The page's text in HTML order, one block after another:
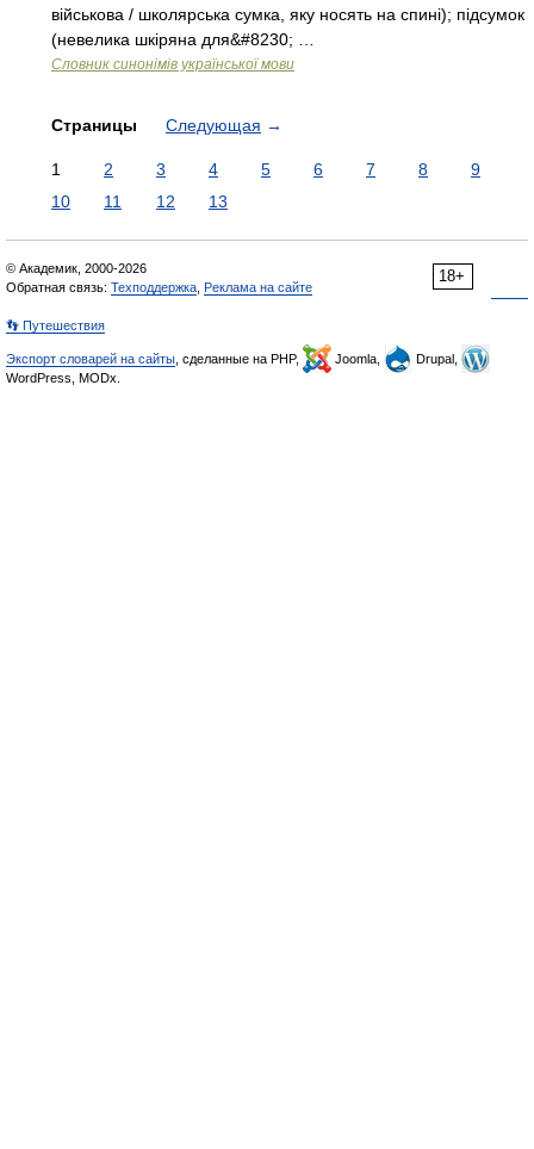
військова / школярська сумка, яку носять на спині); підсумок
(невелика шкіряна для&#8230; …
Словник синонімів української мови
Страницы Следующая →
1 2 3 4 5 6 7 8
9
10
11 12 13
18+
© Академик, 2000-2026
Обратная связь: Техподдержка Реклама на сайте
👣 Путешествия
Экспорт словарей на сайты , сделанные на PHP, Joomla,
Drupal,
WordPress, MODx.